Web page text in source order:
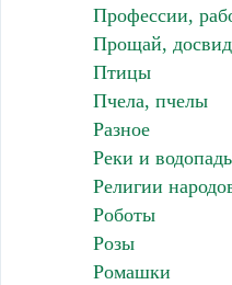
Профессии,
Прощай,
Птицы
Пчела, пчелы
Разное
Реки и
Религии
Роботы
Розы
Ромашки